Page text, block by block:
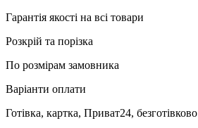
Гарантія якості на всі товари
Розкрій та порізка
По розмірам замовника
Варіанти оплати
Готівка, картка, Приват24, безготівково